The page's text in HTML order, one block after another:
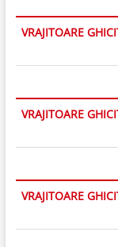
VRAJITOARE
VRAJITOARE
VRAJITOARE